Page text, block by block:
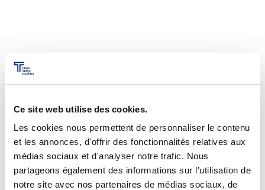
Ce site web utilise des cookies.
Les cookies nous permettent de personnaliser le contenu
et les annonces, d'offrir des fonctionnalités relatives aux
médias sociaux et d'analyser notre trafic. Nous
partageons également des informations sur l'utilisation de
notre site avec nos partenaires de médias sociaux, de